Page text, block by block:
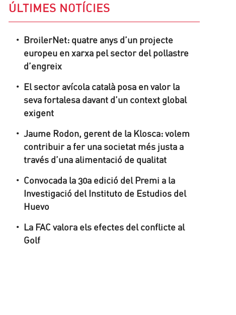
ÚLTIMES NOTÍCIES
BroilerNet: quatre anys d’un projecte
europeu en xarxa pel sector del pollastre
d’engreix
El sector avícola català posa en valor la
seva fortalesa davant d’un context global
exigent
Jaume Rodon, gerent de la Klosca: volem
contribuir a fer una societat més justa a
través d’una alimentació de qualitat
Convocada la 30a edició del Premi a la
Investigació del Instituto de Estudios del
Huevo
La FAC valora els efectes del conflicte al
Golf